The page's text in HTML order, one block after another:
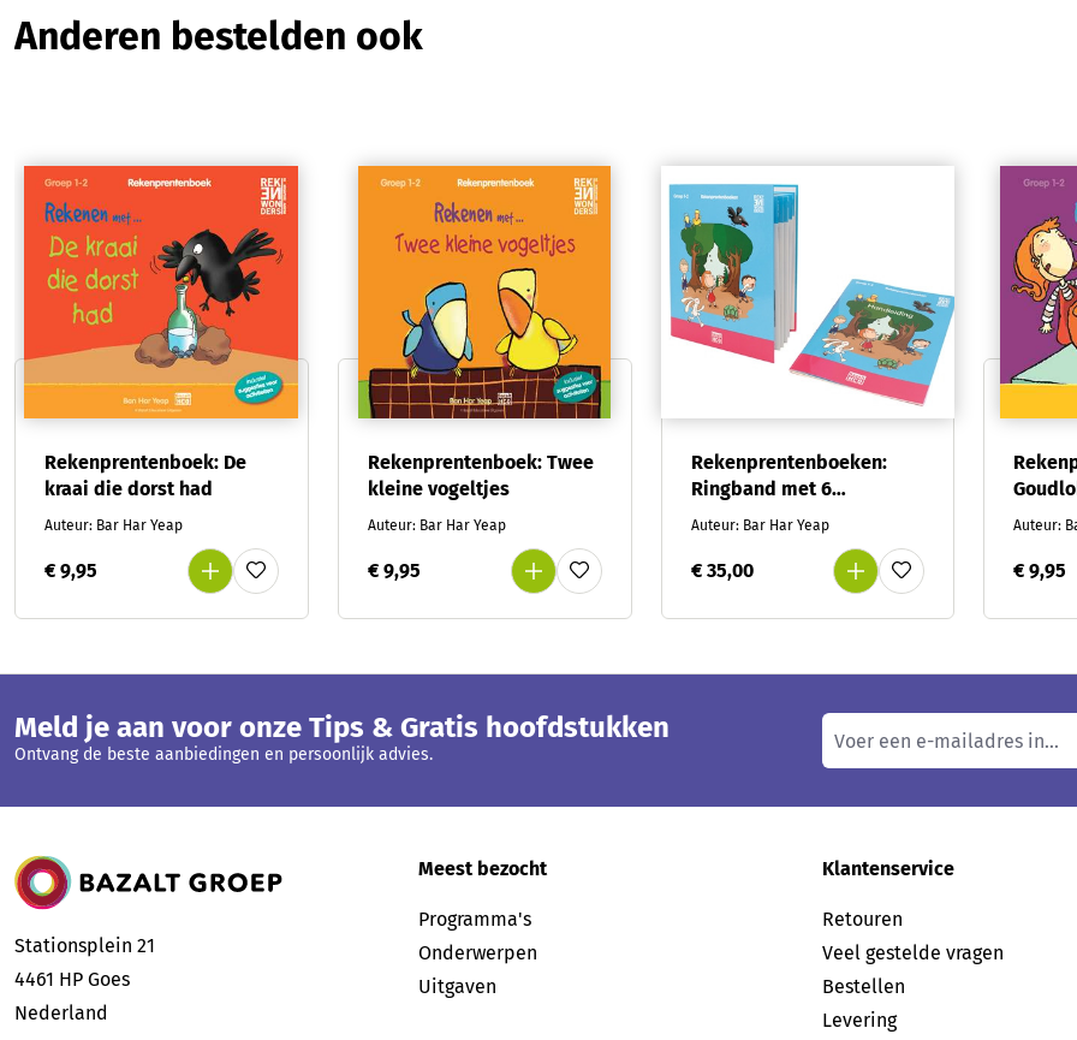
Productgalerij overslaan
Anderen bestelden ook
Rekenprentenboek: De
kraai die dorst had
Auteur: Bar Har Yeap
€ 9,95
Rekenprentenboek: Twee
kleine vogeltjes
Auteur: Bar Har Yeap
€ 9,95
Rekenprentenboeken:
Ringband met 6
activiteitenkaarten en
handleiding bij
rekenprentenboeken
Auteur: Bar Har Yeap
€ 35,00
Auteur:
€ 9,95
Meld je aan voor onze Tips & Gratis hoofdstukken
Ontvang de beste aanbiedingen en persoonlijk advies.
Bazalt Groep
Stationsplein 21
4461 HP Goes
Nederland
Meest bezocht
Programma's
Onderwerpen
Uitgaven
Klantenservice
Retouren
Veel gestelde vragen
Bestellen
Levering